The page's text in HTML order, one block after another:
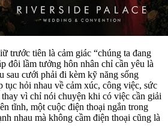
trước tiên là cảm giác “chúng ta đang
đôi lầm tưởng hôn nhân chỉ cần yêu là
sau cưới phải đi kèm kỹ năng sống
tục hỏi nhau về cảm xúc, công việc, sức
vì chỉ nói chuyện khi có việc cần giải
tĩnh, một cuộc điện thoại ngắn trong
nhau mà không cầm điện thoại cũng là